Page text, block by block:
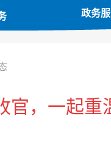
政务
官，一起